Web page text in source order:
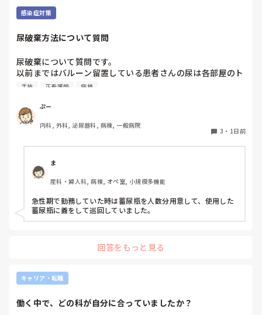
望として考えています。ただ、人気で倍率が高く小論文の試
験もあって受かる確率が低いため、滑り止めとして内部も受
が受かってAも受かったらBに行きます。」と伝えました。
「受かったところを蹴って外部に行くなんて社会人としてど
うかと思うけど。」と言われましたが、1年生の頃からお伝
えしていますし意志を曲げるつもりは毛頭ありませんと伝え
お答え頂きました。
また、内部の試験は第1志望〜第3志望まで必ず書かなければ
なら尚更B病院は受けますって伝えた上で内部の試験をした
のですが、絶対に内部に行かせたいと思ったのか、学年で私
だけ推薦して確実にA病院に行ける事になりました。
でも、そんなこと頼んでいません。B病院を受けることは何
げてここまでやってあげてるのに外部受けるなんて有り得な
いしそれって人としてどうなの？」と言われました。八方塞
私の学校では担任→校長の許可が降りないと必要書類の申請
をすることができません。申請が通っても貰えるまで１ヶ月
かかります。
感染症対策
尿破棄方法について質問
尿破棄について質問です。
以前まではバルーン留置している患者さんの尿は各部屋のト
イレに破棄する形でしたが、感染予防上汚物処理室でのみ破
物処理室に持っていくという非効率な方法になってます。尿
破棄人数は10人近くになるので病室と汚物処理室を10往復
する形に。結果尿破棄に時間がかかってます。
ットしワゴン下段に乗せて破棄していき最後まとめて汚物処
理室で破棄してたのでその方法はダメなのか？と疑問抱いて
ます。もちろん汚物見えないようワゴンにカバーする等対策
して。
皆さんの病棟ではどのような方法取られてますか？
手技 正看護師 病棟
ぷー
内科, 外科, 泌尿器科, 病棟, 一般病院
3 ・ 1日前
ま
産科・婦人科, 病棟, オペ室, 小規模多機能
急性期で勤務していた時は蓄尿瓶を人数分用意して、使用した
蓄尿瓶に蓋をして巡回していました。
回答をもっと見る
キャリア・転職
働く中で、どの科が自分に合っていましたか？